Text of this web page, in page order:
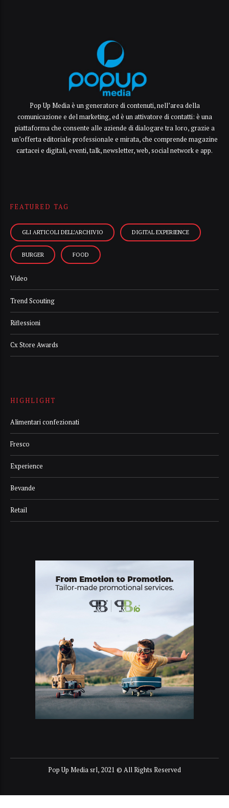
Pop Up Media è un generatore di contenuti, nell’area della
comunicazione e del marketing, ed è un attivatore di contatti: è una
piattaforma che consente alle aziende di dialogare tra loro, grazie a
un’offerta editoriale professionale e mirata, che comprende magazine
cartacei e digitali, eventi, talk, newsletter, web, social network e app.
FEATURED TAG
GLI ARTICOLI DELL’ARCHIVIO DIGITAL EXPERIENCE
BURGER FOOD
Video
Trend Scouting
Riflessioni
Cx Store Awards
HIGHLIGHT
Alimentari confezionati
Fresco
Experience
Bevande
Retail
Pop Up Media srl, 2021 © All Rights Reserved